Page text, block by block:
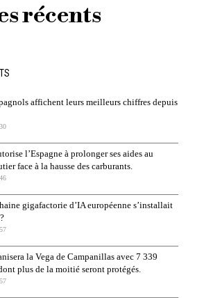
récents
affichent leurs meilleurs chiffres depuis
l’Espagne à prolonger ses aides au
face à la hausse des carburants.
gigafactorie d’IA européenne s’installait
la Vega de Campanillas avec 7 339
plus de la moitié seront protégés.